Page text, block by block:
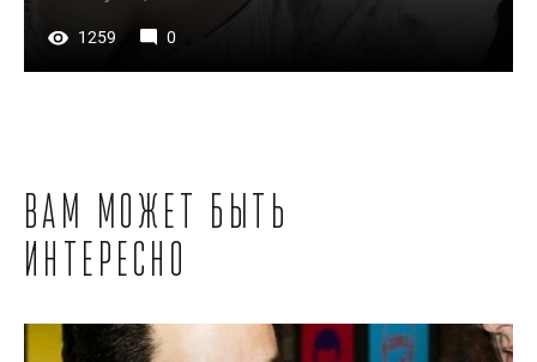
1259 0
Вам может быть
интересно